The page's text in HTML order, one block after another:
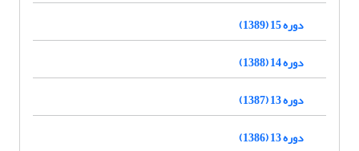
دوره 15 (1389)
دوره 14 (1388)
دوره 13 (1387)
دوره 13 (1386)